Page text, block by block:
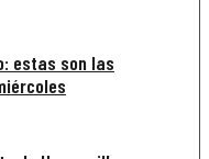
estas son las